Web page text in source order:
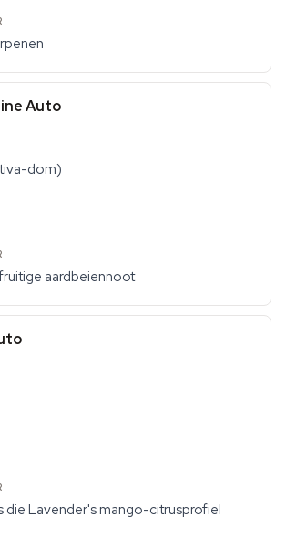
Auto
dom)
aardbeiennoot
die Lavender's mango-citrusprofiel